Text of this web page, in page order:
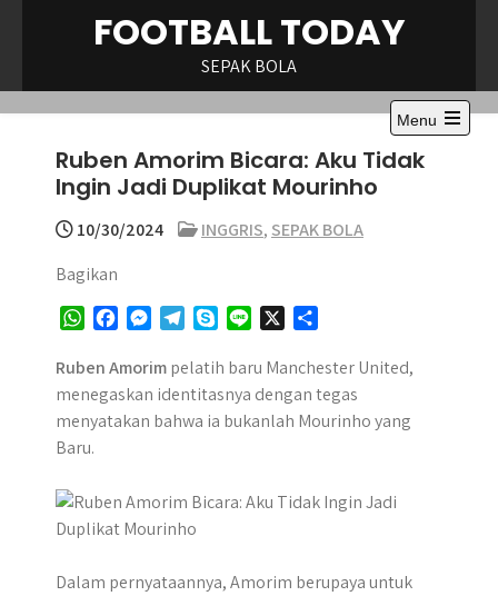
FOOTBALL TODAY
SEPAK BOLA
Menu
Open
Ruben Amorim Bicara: Aku Tidak
Ingin Jadi Duplikat Mourinho
10/30/2024 INGGRIS, SEPAK BOLA
Bagikan
W
a
t
s
A
c
e
b
s
s
e
r
l
e
g
y
p
e
n
e
a
r
e
Ruben Amorimpelatih baru Manchester United,
menegaskan identitasnya dengan tegas
menyatakan bahwa ia bukanlah Mourinho yang
Baru.
Dalam pernyataannya, Amorim berupaya untuk